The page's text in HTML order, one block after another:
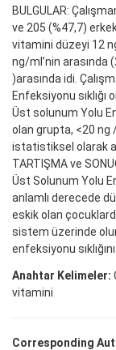
BULGULAR:
ve 205 (%47,7)
vitamini düzeyi 12
ng/ml’nin arasında
)arasında idi.
Enfeksiyonu sıklığı
Üst solunum Yolu
olan grupta, <20 ng /
istatistiksel olarak
TARTIŞMA ve
Üst Solunum Yolu
anlamlı derecede
eskik olan
sistem üzerinde
enfeksiyonu
Anahtar Kelimeler:
vitamini
Corresponding